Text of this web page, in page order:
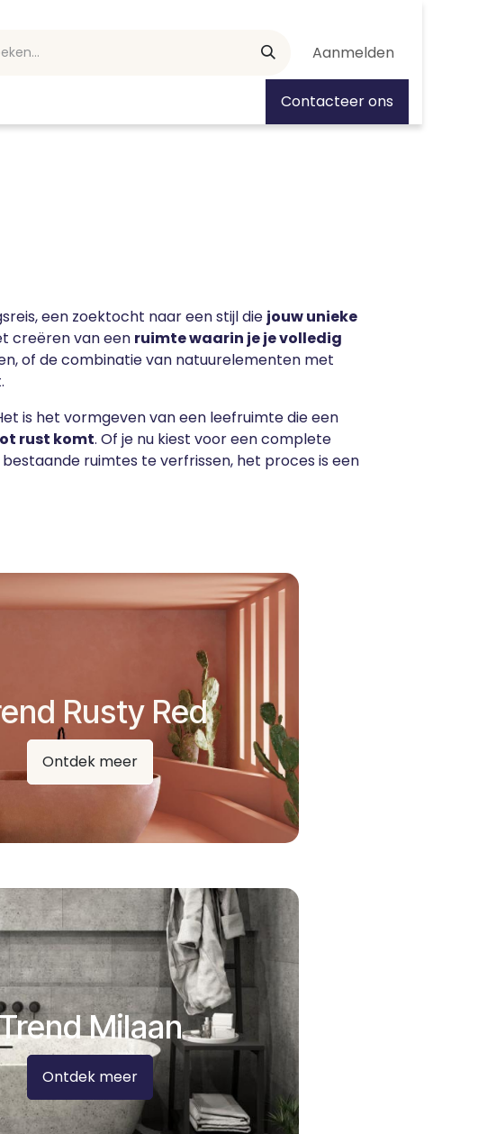
Aanmelden
Contacteer ons
een zoektocht naar een stijl die jouw unieke
creëren van een ruimte waarin je je volledig
of de combinatie van natuurelementen met
is het vormgeven van een leefruimte die een
rust komt. Of je nu kiest voor een complete
ruimtes te verfrissen, het proces is een
Milaan
Ontdek meer
Rusty Red
Ontdek meer